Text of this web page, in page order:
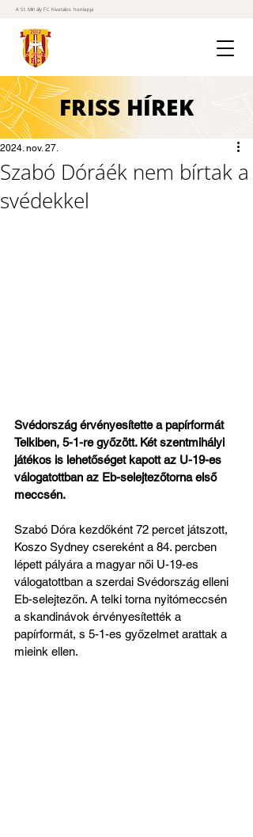
A St. Mihály FC hivatalos honlapja
FRISS HÍREK
Szabó Dóráék nem bírtak a
svédekkel
2024. nov. 27.
Svédország érvényesítette a papírformát
Telkiben, 5-1-re győzött. Két szentmihályi
játékos is lehetőséget kapott az U-19-es
válogatottban az Eb-selejtezőtorna első
meccsén.
Szabó Dóra kezdőként 72 percet játszott,
Koszo Sydney csereként a 84. percben
lépett pályára a magyar női U-19-es
válogatottban a szerdai Svédország elleni
Eb-selejtezőn. A telki torna nyitómeccsén
a skandinávok érvényesítették a
papírformát, s 5-1-es győzelmet arattak a
mieink ellen.